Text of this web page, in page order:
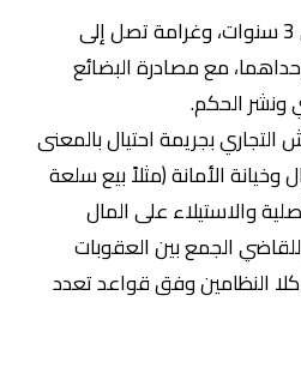
السجن مدة تصل إلى 3 سنوات، وغرامة تصل إلى
أو بإحداهما، مع مصادرة البضائع
ونشر الحكم.
التجاري بجريمة احتيال بالمعنى
وخيانة الأمانة (مثلاً بيع سلعة
والاستيلاء على المال
الجمع بين العقوبات
النظامين وفق قواعد تعدد